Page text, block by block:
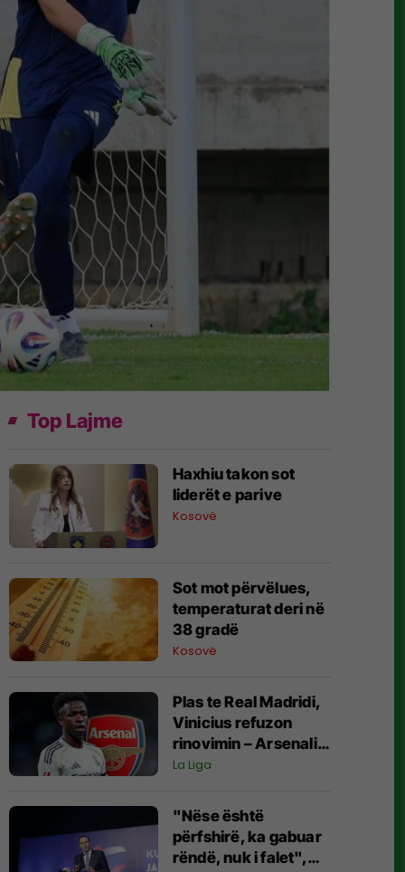
Top Lajme
Haxhiu takon sot
liderët e parive
Kosovë
Sot mot përvëlues,
temperaturat deri në
38 gradë
Kosovë
Plas te Real Madridi,
Vinicius refuzon
rinovimin – Arsenali
gati ofertën 140
La Liga
"Nëse është
përfshirë, ka gabuar
rëndë, nuk i falet",